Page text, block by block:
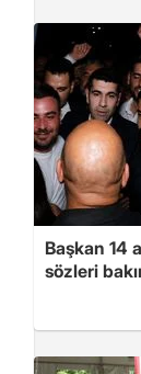
Başkan 14
sözleri